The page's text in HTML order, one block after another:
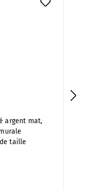
argent mat,
taille